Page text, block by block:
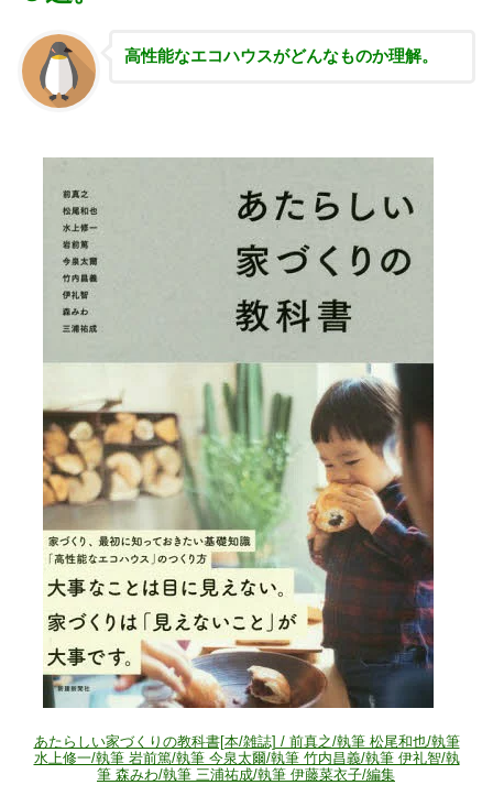
高性能なエコハウスがどんなものか理解。
あたらしい家づくりの教科書[本/雑誌] / 前真之/執筆 松尾和也/執筆
水上修一/執筆 岩前篤/執筆 今泉太爾/執筆 竹内昌義/執筆 伊礼智/執
筆 森みわ/執筆 三浦祐成/執筆 伊藤菜衣子/編集